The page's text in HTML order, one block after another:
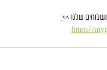
שלנו >>
https://